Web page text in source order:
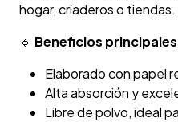
hogar, criaderos o tiendas.
🔹 Beneficios
Elaborado con papel
Alta absorción y
Libre de polvo, ideal